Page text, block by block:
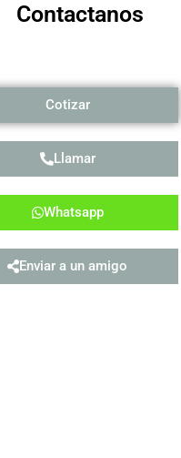
Contactanos
Cotizar
Llamar
Whatsapp
Enviar a un amigo